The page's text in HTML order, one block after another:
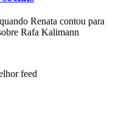
Renata contou para
Rafa Kalimann
feed